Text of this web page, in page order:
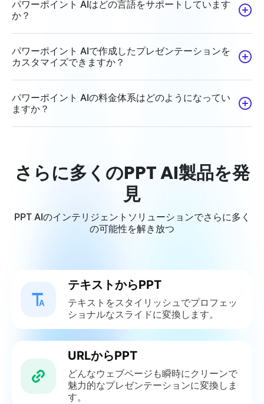
パワーポイント AIはどの言語をサポートしています
か？
パワーポイント AIで作成したプレゼンテーションを
カスタマイズできますか？
パワーポイント AIの料金体系はどのようになってい
ますか？
さらに多くのPPT AI製品を発
見
PPT AIのインテリジェントソリューションでさらに多く
の可能性を解き放つ
テキストからPPT
テキストをスタイリッシュでプロフェッ
ショナルなスライドに変換します。
URLからPPT
どんなウェブページも瞬時にクリーンで
魅力的なプレゼンテーションに変換しま
す。